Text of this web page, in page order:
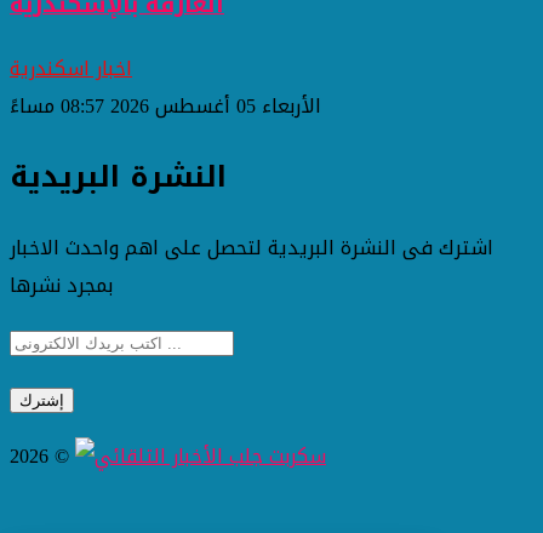
اخبار اسكندرية
الأربعاء 05 أغسطس 2026 08:57 مساءً
النشرة البريدية
اشترك فى النشرة البريدية لتحصل على اهم واحدث الاخبار
بمجرد نشرها
2026 ©